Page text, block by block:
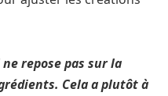
repose pas sur la
Cela a plutôt à